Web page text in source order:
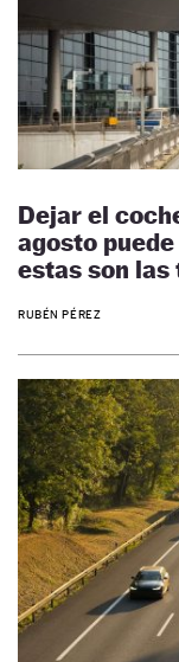
Dejar el
agosto
estas son
RUBÉN PÉREZ